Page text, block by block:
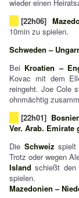
wieder einen
[22h06]
10min zu spielen.
Schweden –
Bei Kroatien –
Kovac mit dem
reingeht. Joe Cole
ohnmächtig
[22h01]
Ver. Arab. Emirate
Die Schweiz
Trotz oder wegen
Island schießt
spielen.
Mazedonien –